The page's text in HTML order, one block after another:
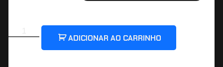
ADICIONAR AO CARRINHO